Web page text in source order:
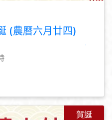
(農曆六月廿四)
賀誕